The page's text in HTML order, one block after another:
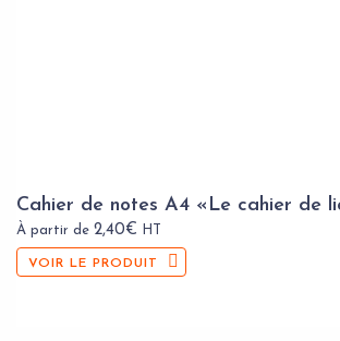
Cahier de notes A4 «Le cahier de
À partir de 2,40€ HT
VOIR LE PRODUIT